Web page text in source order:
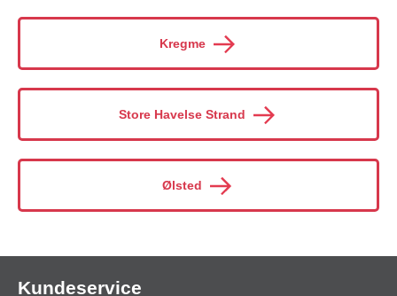
Kregme
Store Havelse Strand
Ølsted
Kundeservice